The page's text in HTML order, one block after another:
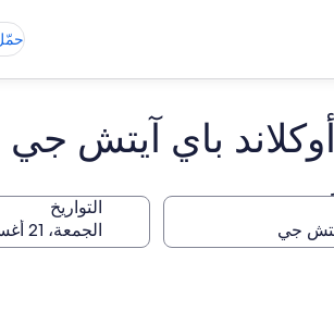
أوكلاند باي آيتش جي
التواريخ